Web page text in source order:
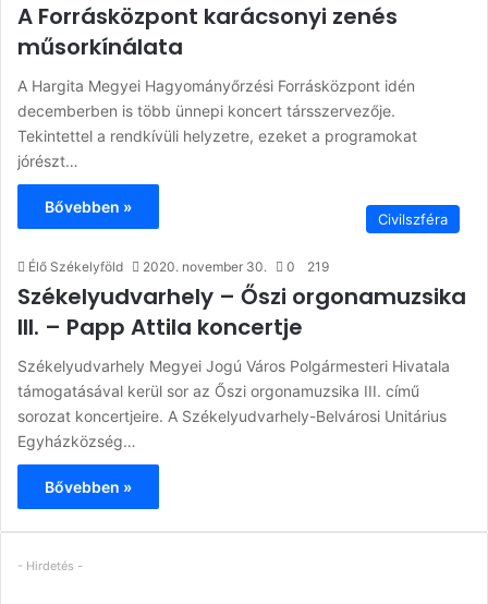
A Forrásközpont karácsonyi zenés
műsorkínálata
A Hargita Megyei Hagyományőrzési Forrásközpont idén
decemberben is több ünnepi koncert társszervezője.
Tekintettel a rendkívüli helyzetre, ezeket a programokat
jórészt…
Bővebben »
Civilszféra
Élő Székelyföld 2020. november 30. 0 219
Székelyudvarhely – Őszi orgonamuzsika
III. – Papp Attila koncertje
Székelyudvarhely Megyei Jogú Város Polgármesteri Hivatala
támogatásával kerül sor az Őszi orgonamuzsika III. című
sorozat koncertjeire. A Székelyudvarhely-Belvárosi Unitárius
Egyházközség…
Bővebben »
- Hirdetés -